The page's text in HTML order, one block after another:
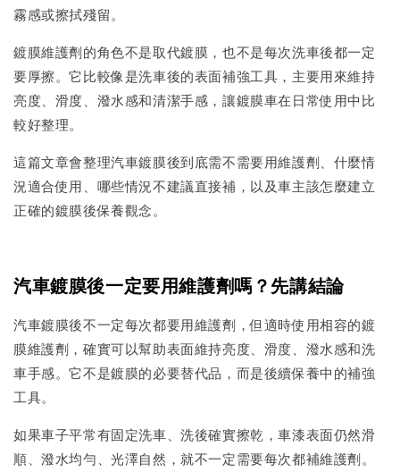
霧感或擦拭殘留。
鍍膜維護劑的角色不是取代鍍膜，也不是每次洗車後都一定
要厚擦。它比較像是洗車後的表面補強工具，主要用來維持
亮度、滑度、潑水感和清潔手感，讓鍍膜車在日常使用中比
較好整理。
這篇文章會整理汽車鍍膜後到底需不需要用維護劑、什麼情
況適合使用、哪些情況不建議直接補，以及車主該怎麼建立
正確的鍍膜後保養觀念。
汽車鍍膜後一定要用維護劑嗎？先講結論
汽車鍍膜後不一定每次都要用維護劑，但適時使用相容的鍍
膜維護劑，確實可以幫助表面維持亮度、滑度、潑水感和洗
車手感。它不是鍍膜的必要替代品，而是後續保養中的補強
工具。
如果車子平常有固定洗車、洗後確實擦乾，車漆表面仍然滑
順、潑水均勻、光澤自然，就不一定需要每次都補維護劑。